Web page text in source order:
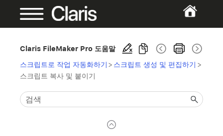
Claris FileMaker Pro 도움말
스크립트로 작업 자동화하기 > 스크립트 생성 및 편집하기 >
스크립트 복사 및 붙이기